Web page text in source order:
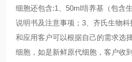
细胞还包含:1、50ml培养基（包含
说明书及注意事项；3、齐氏生物
和应用客户可以根据自己的需求选
细胞，如是新鲜原代细胞，客户收